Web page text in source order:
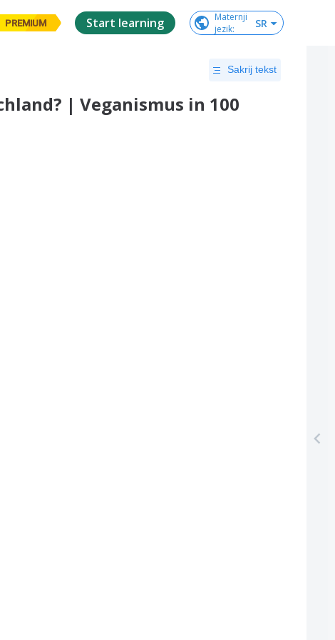
PREMIUM Start learning
Maternji
jezik: SR
Sakrij tekst
| Veganismus in 100